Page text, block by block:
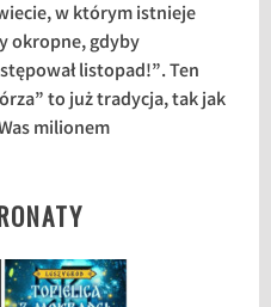
w którym istnieje
okropne, gdyby
listopad!”. Ten
to już tradycja, tak jak
milionem